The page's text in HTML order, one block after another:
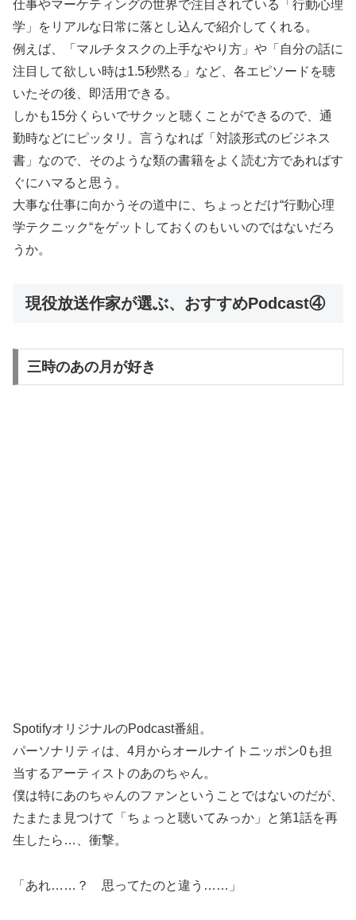
仕事やマーケティングの世界で注目されている「行動心理
学」をリアルな日常に落とし込んで紹介してくれる。
例えば、「マルチタスクの上手なやり方」や「自分の話に
注目して欲しい時は1.5秒黙る」など、各エピソードを聴
いたその後、即活用できる。
しかも15分くらいでサクッと聴くことができるので、通
勤時などにピッタリ。言うなれば「対談形式のビジネス
書」なので、そのような類の書籍をよく読む方であればす
ぐにハマると思う。
大事な仕事に向かうその道中に、ちょっとだけ“行動心理
学テクニック“をゲットしておくのもいいのではないだろ
うか。
現役放送作家が選ぶ、おすすめPodcast④
三時のあの月が好き
SpotifyオリジナルのPodcast番組。
パーソナリティは、4月からオールナイトニッポン0も担
当するアーティストのあのちゃん。
僕は特にあのちゃんのファンということではないのだが、
たまたま見つけて「ちょっと聴いてみっか」と第1話を再
生したら…、衝撃。
「あれ……？ 思ってたのと違う……」